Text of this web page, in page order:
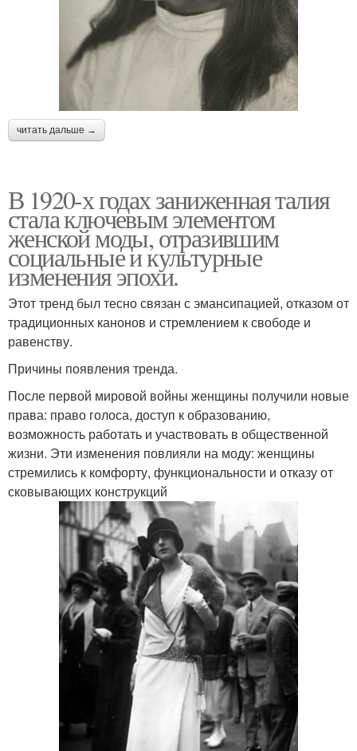
читать дальше →
В 1920-х годах заниженная талия
стала ключевым элементом
женской моды, отразившим
социальные и культурные
изменения эпохи.
Этот тренд был тесно связан с эмансипацией, отказом от
традиционных канонов и стремлением к свободе и
равенству.
Причины появления тренда.
После первой мировой войны женщины получили новые
права: право голоса, доступ к образованию,
возможность работать и участвовать в общественной
жизни. Эти изменения повлияли на моду: женщины
стремились к комфорту, функциональности и отказу от
сковывающих конструкций